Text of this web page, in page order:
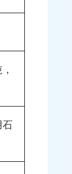
石